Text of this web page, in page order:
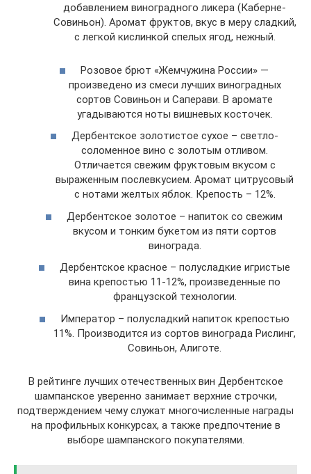
добавлением виноградного ликера (Каберне-
Совиньон). Аромат фруктов, вкус в меру сладкий,
с легкой кислинкой спелых ягод, нежный.
Розовое брют «Жемчужина России» —
произведено из смеси лучших виноградных
сортов Совиньон и Саперави. В аромате
угадываются ноты вишневых косточек.
Дербентское золотистое сухое – светло-
соломенное вино с золотым отливом.
Отличается свежим фруктовым вкусом с
выраженным послевкусием. Аромат цитрусовый
с нотами желтых яблок. Крепость – 12%.
Дербентское золотое – напиток со свежим
вкусом и тонким букетом из пяти сортов
винограда.
Дербентское красное – полусладкие игристые
вина крепостью 11-12%, произведенные по
французской технологии.
Император – полусладкий напиток крепостью
11%. Производится из сортов винограда Рислинг,
Совиньон, Алиготе.
В рейтинге лучших отечественных вин Дербентское
шампанское уверенно занимает верхние строчки,
подтверждением чему служат многочисленные награды
на профильных конкурсах, а также предпочтение в
выборе шампанского покупателями.